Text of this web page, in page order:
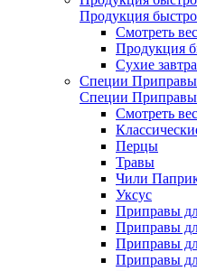
Продукция
Смотреть
Продукция
Сухие
Специи Приправы
Специи Приправы
Смотреть
Перцы
Травы
Чили
Уксус
Приправы
Приправы
Приправы
Приправы